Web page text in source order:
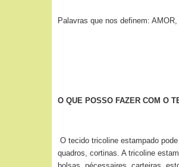
Palavras que nos definem:
O QUE POSSO FAZER COM O
O tecido tricoline estampado
quadros, cortinas. A tricoline